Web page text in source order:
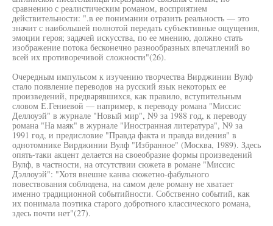
сравнению с реалистическим романом, восприятием
действительности: ".в ее понимании отразить реальность — это
значит с наибольшей полнотой передать субъективные ощущения,
эмоции героя; задачей искусства, по ее мнению, должно стать
изображение потока бесконечно разнообразных впечатлений во
всей их противоречивой сложности"(26).
Очередным импульсом к изучению творчества Вирджинии Вулф
стало появление переводов на русский язык некоторых ее
произведений, предварявшихся, как правило, вступительным
словом Е.Гениевой — например, к переводу романа "Миссис
Деллоуэй" в журнале "Новый мир", N9 за 1988 год, к переводу
романа "На маяк" в журнале "Иностранная литература", N9 за
1991 год, и предисловие "Правда факта и правда видения" в
однотомнике Вирджинии Вулф "Избранное" (Москва, 1989). Здесь
опять-таки акцент делается на своеобразие формы произведений
Вулф, в частности, на отсутствии сюжета в романе "Миссис
Дэллоуэй": "Хотя внешне канва сюжетно-фабульного
повествования соблюдена, на самом деле роману не хватает
именно традиционной событийности. Собственно событий, как
их понимала поэтика старого добротного классического романа,
здесь почти нет"(27).